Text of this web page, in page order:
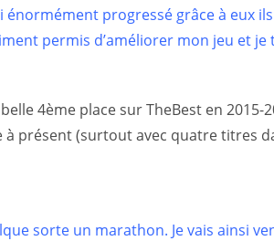
énormément progressé grâce à eux
permis d’améliorer mon jeu et je
4ème place sur TheBest en 2015-
présent (surtout avec quatre titres
sorte un marathon. Je vais ainsi